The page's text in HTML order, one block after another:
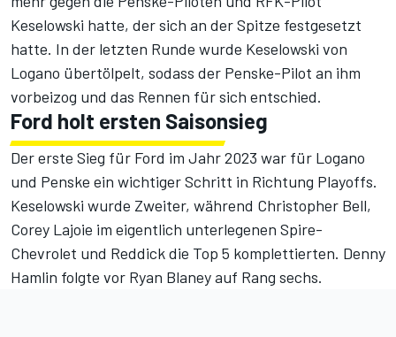
Keselowski hatte, der sich an der Spitze festgesetzt
hatte. In der letzten Runde wurde Keselowski von
Logano übertölpelt, sodass der Penske-Pilot an ihm
vorbeizog und das Rennen für sich entschied.
Ford holt ersten Saisonsieg
Der erste Sieg für Ford im Jahr 2023 war für Logano
und Penske ein wichtiger Schritt in Richtung Playoffs.
Keselowski wurde Zweiter, während Christopher Bell,
Corey Lajoie im eigentlich unterlegenen Spire-
Chevrolet und Reddick die Top 5 komplettierten. Denny
Hamlin folgte vor Ryan Blaney auf Rang sechs.